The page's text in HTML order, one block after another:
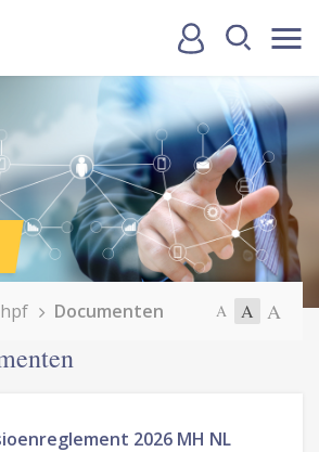
Documenten A A A
2026 MH NL